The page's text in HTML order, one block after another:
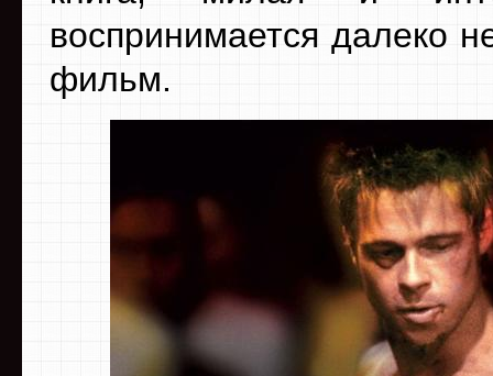
воспринимается далеко
фильм.